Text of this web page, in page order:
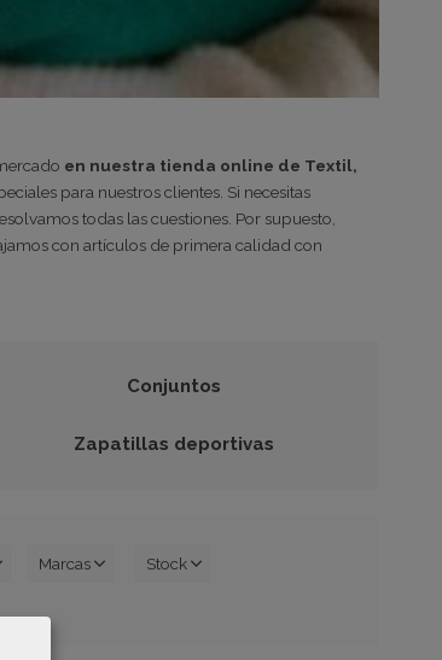
en nuestra tienda online de Textil,
para nuestros clientes. Si necesitas
todas las cuestiones. Por supuesto,
con artículos de primera calidad con
Conjuntos
Zapatillas deportivas
Marcas Stock